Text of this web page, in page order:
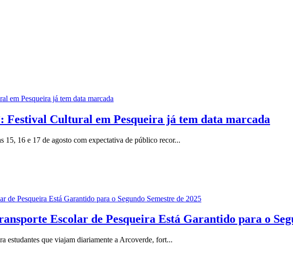
Festival Cultural em Pesqueira já tem data marcada
15, 16 e 17 de agosto com expectativa de público recor...
Escolar de Pesqueira Está Garantido para o
estudantes que viajam diariamente a Arcoverde, fort...